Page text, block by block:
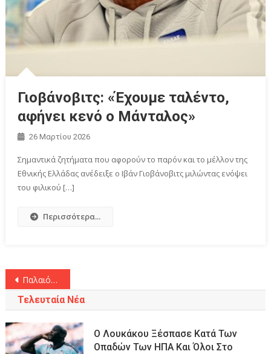
Γιοβάνοβιτς: «Έχουμε ταλέντο,
αφήνει κενό ο Μάνταλος»
26 Μαρτίου 2026
Σημαντικά ζητήματα που αφορούν το παρόν και το μέλλον της
Εθνικής Ελλάδας ανέδειξε ο Ιβάν Γιοβάνοβιτς μιλώντας ενόψει
του φιλικού […]
Περισσότερα...
Πλοήγηση
άρθρων
Παλαιότερα άρθρα
Τελευταία Νέα
Ο Λουκάκου Ξέσπασε Κατά Των
Οπαδών Των ΗΠΑ Και Όλοι Στο